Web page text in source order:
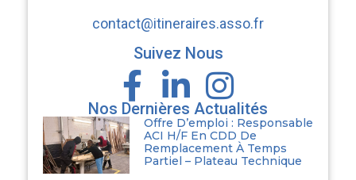
contact@itineraires.asso.fr
Suivez Nous
Nos Dernières Actualités
Offre D’emploi : Responsable
ACI H/F En CDD De
Remplacement À Temps
Partiel – Plateau Technique